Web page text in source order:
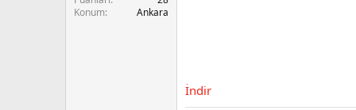
n
Konum
Ankara
İndir